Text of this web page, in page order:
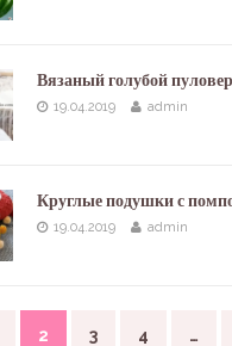
Вязаный голубой пуловер
19.04.2019 admin
Круглые подушки с
19.04.2019 admin
2 3 4 …